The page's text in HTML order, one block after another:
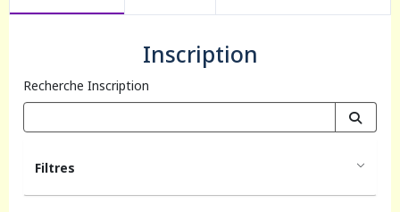
Inscription
Recherche Inscription
Filtres